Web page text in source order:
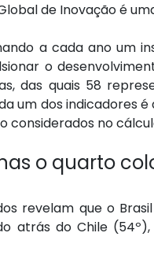
de Inovação é
a cada ano um
o
das quais 58
um dos indicadores
considerados no
o quarto
revelam que o
atrás do Chile